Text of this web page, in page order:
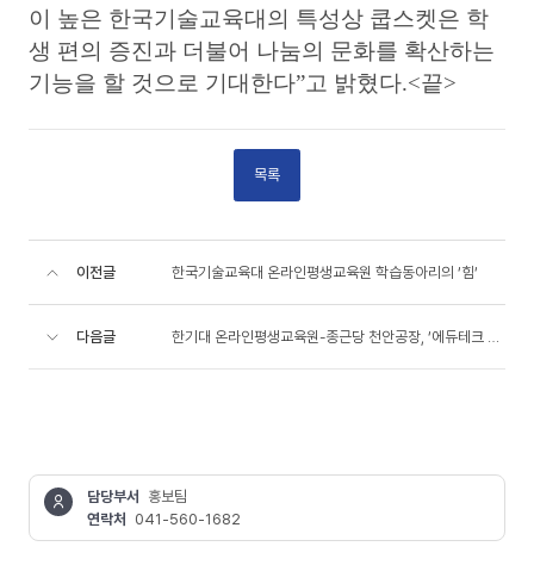
이 높은 한국기술교육대의 특성상 쿱스켓은 학
생 편의 증진과 더불어 나눔의 문화를 확산하는
기능을 할 것으로 기대한다”고 밝혔다.<끝>
목록
이전글 한국기술교육대 온라인평생교육원 학습동아리의 ‘힘‘
다음글
담당부서 홍보팀
연락처 041-560-1682